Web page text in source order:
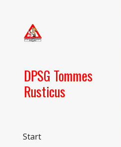
DPSG Tommes
Rusticus
Start